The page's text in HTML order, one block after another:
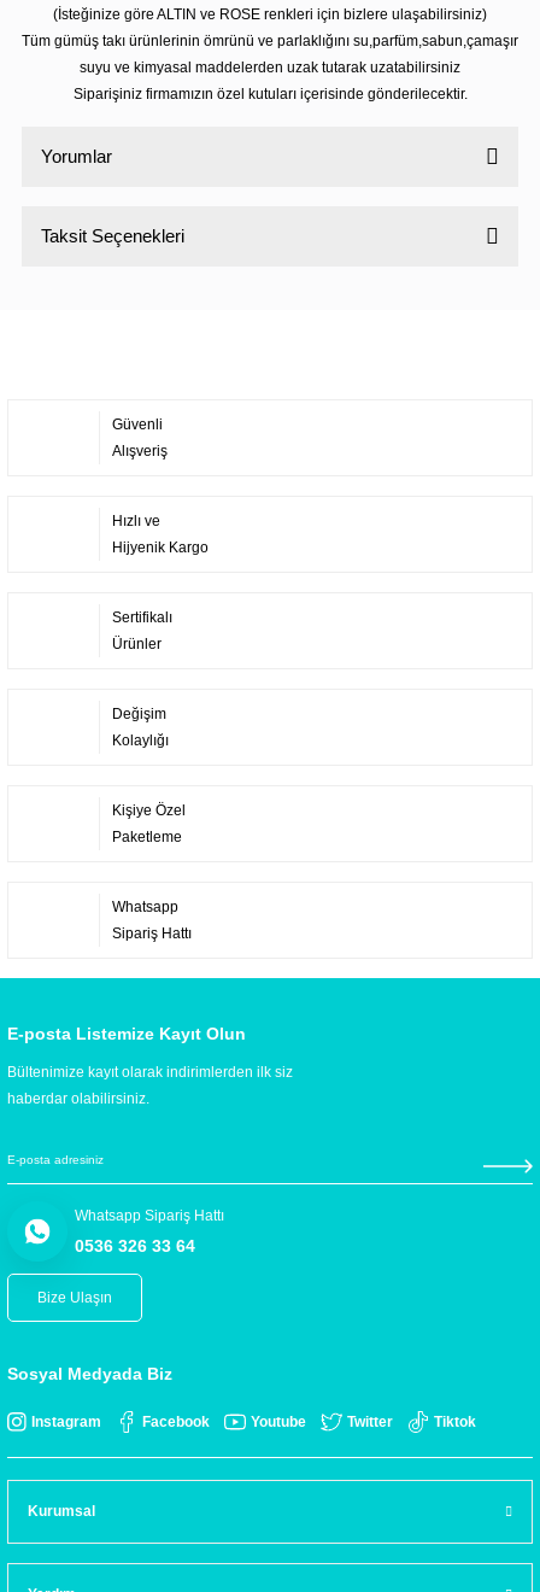
(İsteğinize göre ALTIN ve ROSE renkleri için bizlere ulaşabilirsiniz)
Tüm gümüş takı ürünlerinin ömrünü ve parlaklığını su,parfüm,sabun,çamaşır
suyu ve kimyasal maddelerden uzak tutarak uzatabilirsiniz
Siparişiniz firmamızın özel kutuları içerisinde gönderilecektir.
Yorumlar
Taksit Seçenekleri
Güvenli
Alışveriş
Hızlı ve
Hijyenik Kargo
Sertifikalı
Ürünler
Değişim
Kolaylığı
Kişiye Özel
Paketleme
Whatsapp
Sipariş Hattı
E-posta Listemize Kayıt Olun
Bültenimize kayıt olarak indirimlerden ilk siz
haberdar olabilirsiniz.
Whatsapp Sipariş Hattı
0536 326 33 64
Bize Ulaşın
Sosyal Medyada Biz
Instagram Facebook Youtube Twitter Tiktok
Kurumsal